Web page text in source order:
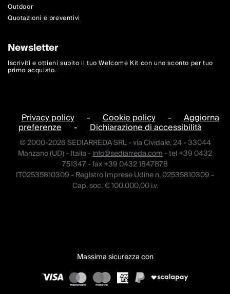
Outdoor
Quotazioni e preventivi
Newsletter
Iscriviti e ottieni subito il tuo Welcome Kit con uno sconto per tuo
primo acquisto.
Privacy policy - Cookie policy - Aggiorna
preferenze - Dichiarazione di accessibilità
© 2000-2026 SEDIARREDA SRL - via Cividale, 24 - 33044
Manzano (UD) - Italia -info@sediarreda.com- tel +39 0432
751347 - fax +39 0432 1847878
IT02535810309 - Registro Imprese Udine n. 02535810309 -
Cap. soc. € 100.000,00 i.v.
Massima sicurezza con